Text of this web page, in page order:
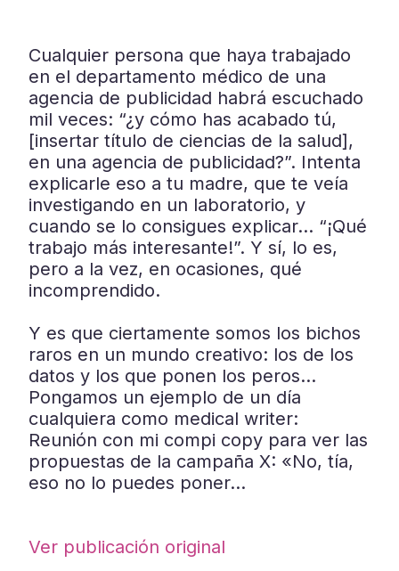
Cualquier persona que haya trabajado
en el departamento médico de una
agencia de publicidad habrá escuchado
mil veces: “¿y cómo has acabado tú,
[insertar título de ciencias de la salud],
en una agencia de publicidad?”. Intenta
explicarle eso a tu madre, que te veía
investigando en un laboratorio, y
cuando se lo consigues explicar… “¡Qué
trabajo más interesante!”. Y sí, lo es,
pero a la vez, en ocasiones, qué
incomprendido.
Y es que ciertamente somos los bichos
raros en un mundo creativo: los de los
datos y los que ponen los peros…
Pongamos un ejemplo de un día
cualquiera como medical writer:
Reunión con mi compi copy para ver las
propuestas de la campaña X: «No, tía,
eso no lo puedes poner…
Ver publicación original